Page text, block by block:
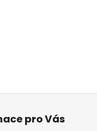
pro Vás